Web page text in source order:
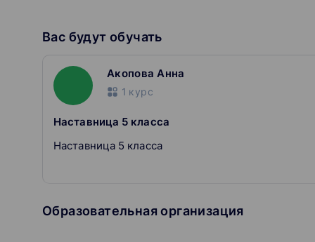
Вас будут обучать
Акопова Анна
1 курс
Наставница 5 класса
Наставница 5 класса
Образовательная организация